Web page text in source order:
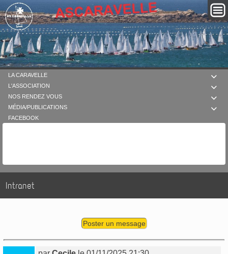

LA CARAVELLE

L'ASSOCIATION

NOS RENDEZ VOUS

MÉDIA/PUBLICATIONS
FACEBOOK
Intranet
Poster un message